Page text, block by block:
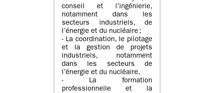
conseil et l’ingénierie,
notamment dans les
secteurs industriels, de
l’énergie et du nucléaire ;
- La coordination, le pilotage
et la gestion de projets
industriels, notamment
dans les secteurs de
l’énergie et du nucléaire,
- La formation
professionnelle et la